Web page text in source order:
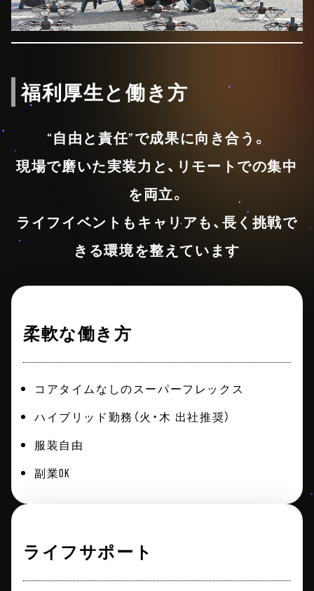
福利厚生と働き方
“⾃由と責任”で成果に向き合う。
現場で磨いた実装⼒と、リモートでの集中
を両⽴。
ライフイベントもキャリアも、⻑く挑戦で
きる環境を整えています
柔軟な働き方
コアタイムなしのスーパーフレックス
ハイブリッド勤務（火・木 出社推奨）
服装自由
副業OK
ライフサポート